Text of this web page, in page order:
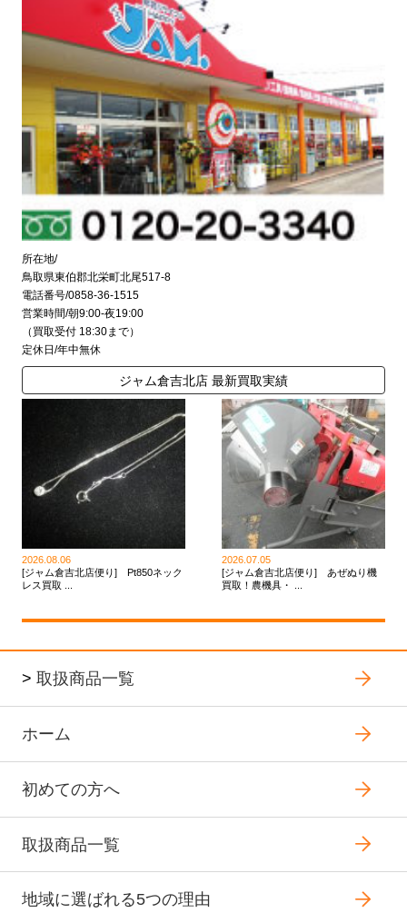
所在地/
鳥取県東伯郡北栄町北尾517-8
電話番号/0858-36-1515
営業時間/朝9:00-夜19:00
（買取受付 18:30まで）
定休日/年中無休
ジャム倉吉北店 最新買取実績
2026.08.06
[ジャム倉吉北店便り] Pt850ネック
レス買取 ...
2026.07.05
[ジャム倉吉北店便り] あぜぬり機
買取！農機具・ ...
> 取扱商品一覧
ホーム
初めての方へ
取扱商品一覧
地域に選ばれる5つの理由